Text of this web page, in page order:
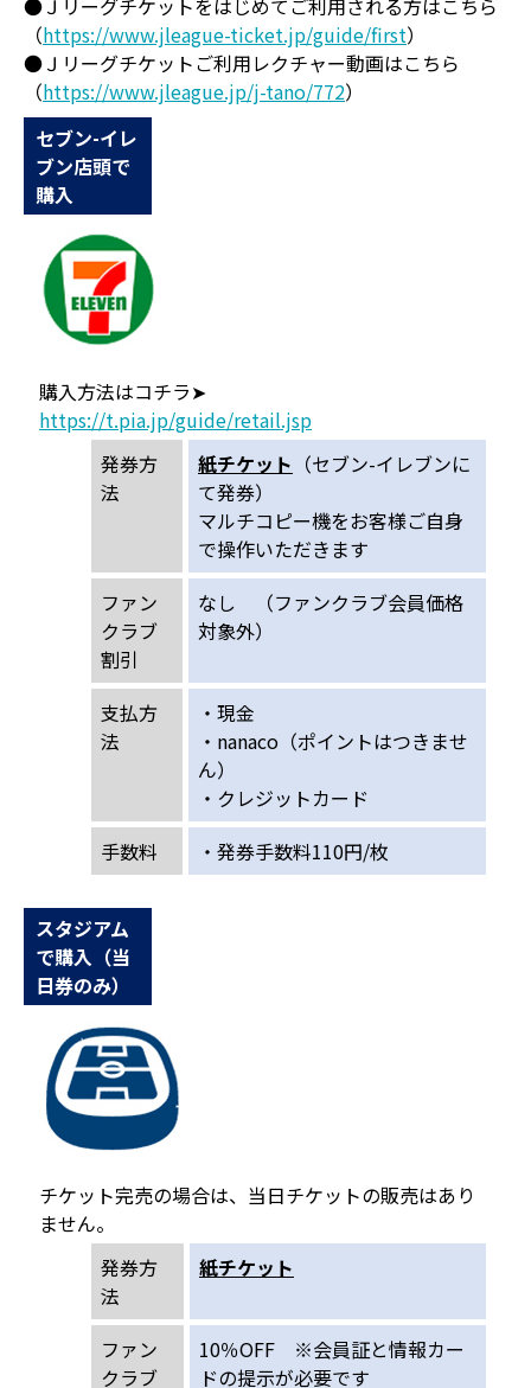
●Ｊリーグチケットをはじめてご利用される方はこちら
（https://www.jleague-ticket.jp/guide/first）
●Ｊリーグチケットご利用レクチャー動画はこちら
（https://www.jleague.jp/j-tano/772）
セブン-イレ
ブン店頭で
購入
購入方法はコチラ➤
https://t.pia.jp/guide/retail.jsp
発券方
法
紙チケット （セブン-イレブンに
て発券）
マルチコピー機をお客様ご自身
で操作いただきます
ファン
クラブ
割引
なし （ファンクラブ会員価格
対象外）
支払方
法
・現金
・nanaco（ポイントはつきませ
ん）
・クレジットカード
手数料
・発券手数料110円/枚
スタジアム
で購入（当
日券のみ）
チケット完売の場合は、当日チケットの販売はあり
ません。
発券方
法
紙チケット
ファン
クラブ
10％OFF ※会員証と情報カー
ドの提示が必要です